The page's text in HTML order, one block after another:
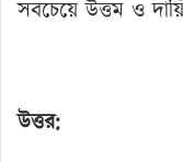
সবচেয়ে উত্তম ও
উত্তর: